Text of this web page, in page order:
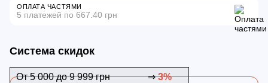
ОПЛАТА ЧАСТЯМИ
5 платежей по 667.40 грн
Система скидок
От 5 000 до 9 999 грн ⇒3%